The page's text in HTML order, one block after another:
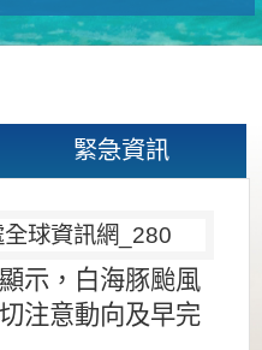
緊急資訊
示，白海豚颱風
注意動向及早完